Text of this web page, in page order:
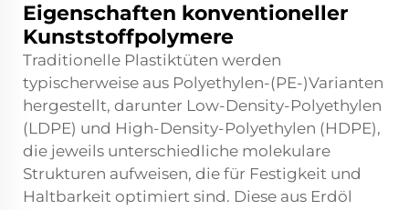
Eigenschaften konventioneller
Kunststoffpolymere
Traditionelle Plastiktüten werden
typischerweise aus Polyethylen-(PE-)Varianten
hergestellt, darunter Low-Density-Polyethylen
(LDPE) und High-Density-Polyethylen (HDPE),
die jeweils unterschiedliche molekulare
Strukturen aufweisen, die für Festigkeit und
Haltbarkeit optimiert sind. Diese aus Erdöl